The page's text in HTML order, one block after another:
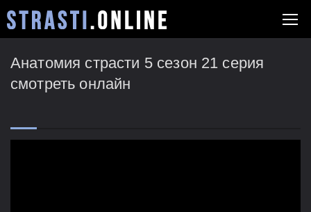
Анатомия страсти 5 сезон 21 серия
смотреть онлайн